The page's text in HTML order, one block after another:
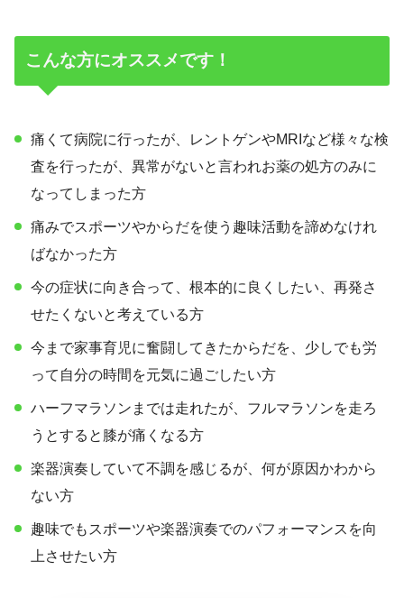
こんな方にオススメです！
痛くて病院に行ったが、レントゲンやMRIなど様々な検
査を行ったが、異常がないと言われお薬の処方のみに
なってしまった方
痛みでスポーツやからだを使う趣味活動を諦めなけれ
ばなかった方
今の症状に向き合って、根本的に良くしたい、再発さ
せたくないと考えている方
今まで家事育児に奮闘してきたからだを、少しでも労
って自分の時間を元気に過ごしたい方
ハーフマラソンまでは走れたが、フルマラソンを走ろ
うとすると膝が痛くなる方
楽器演奏していて不調を感じるが、何が原因かわから
ない方
趣味でもスポーツや楽器演奏でのパフォーマンスを向
上させたい方